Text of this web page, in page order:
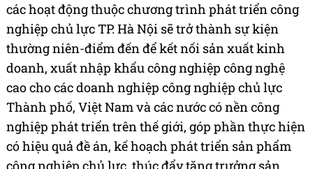
các hoạt động thuộc chương trình phát triển công
nghiệp chủ lực TP. Hà Nội sẽ trở thành sự kiện
thường niên-điểm đến để kết nối sản xuất kinh
doanh, xuất nhập khẩu công nghiệp công nghệ
cao cho các doanh nghiệp công nghiệp chủ lực
Thành phố, Việt Nam và các nước có nền công
nghiệp phát triển trên thế giới, góp phần thực hiện
có hiệu quả đề án, kế hoạch phát triển sản phẩm
công nghiệp chủ lực, thúc đẩy tăng trưởng sản